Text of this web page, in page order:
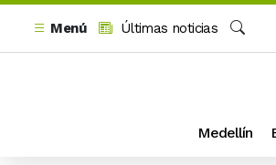
Menú
Últimas noticias
Buscar
Medellín